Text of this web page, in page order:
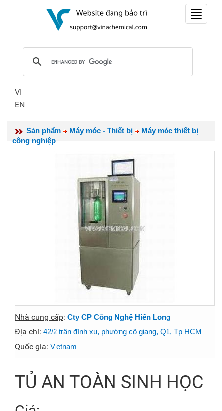
Toggle
VI
EN
Sản phẩm Máy móc - Thiết bị
Máy móc thiết bị
công nghiệp
Nhà cung cấp: Cty CP Công Nghệ Hiển Long
Địa chỉ: 42/2 trần đình xu, phường cô giang, Q1, Tp HCM
Quốc gia: Vietnam
TỦ AN TOÀN SINH HỌC